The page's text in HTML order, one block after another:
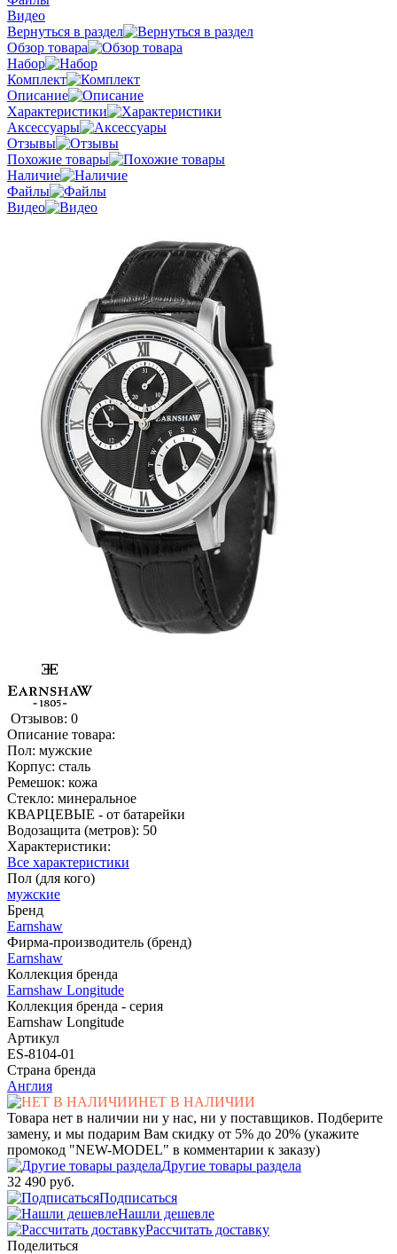
Видео
Вернуться в раздел
Обзор товара
Набор
Комплект
Описание
Характеристики
Аксессуары
Отзывы
Похожие товары
Наличие
Файлы
Видео
Отзывов: 0
Описание товара:
Пол: мужские
Корпус: сталь
Ремешок: кожа
Стекло: минеральное
КВАРЦЕВЫЕ - от батарейки
Водозащита (метров): 50
Характеристики:
Все характеристики
Пол (для кого)
мужские
Бренд
Earnshaw
Фирма-производитель (бренд)
Earnshaw
Коллекция бренда
Earnshaw Longitude
Коллекция бренда - серия
Earnshaw Longitude
Артикул
ES-8104-01
Страна бренда
Англия
НЕТ В НАЛИЧИИ
Товара нет в наличии ни у нас, ни у поставщиков. Подберите
замену, и мы подарим Вам скидку от 5% до 20% (укажите
промокод "NEW-MODEL" в комментарии к заказу)
Другие товары раздела
32 490 руб.
Подписаться
Нашли дешевле
Рассчитать доставку
Поделиться